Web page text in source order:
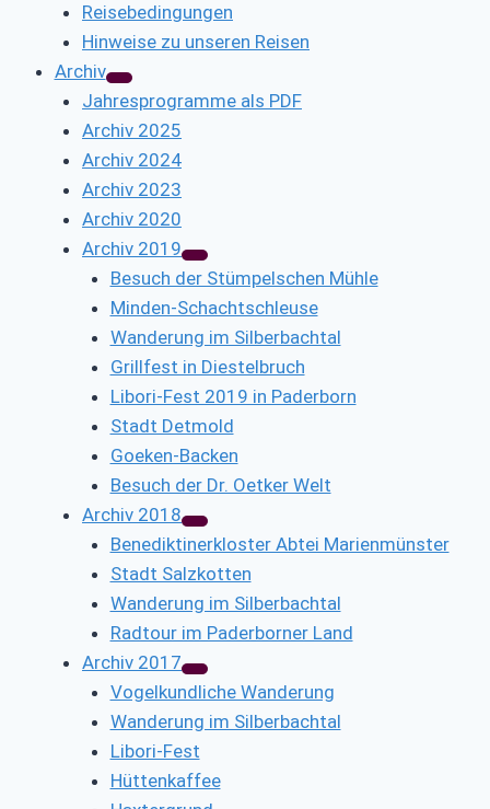
Reisebedingungen
Hinweise zu unseren Reisen
Archiv
Jahresprogramme als PDF
Archiv 2025
Archiv 2024
Archiv 2023
Archiv 2020
Archiv 2019
Besuch der Stümpelschen Mühle
Minden-Schachtschleuse
Wanderung im Silberbachtal
Grillfest in Diestelbruch
Libori-Fest 2019 in Paderborn
Stadt Detmold
Goeken-Backen
Besuch der Dr. Oetker Welt
Archiv 2018
Benediktinerkloster Abtei Marienmünster
Stadt Salzkotten
Wanderung im Silberbachtal
Radtour im Paderborner Land
Archiv 2017
Vogelkundliche Wanderung
Wanderung im Silberbachtal
Libori-Fest
Hüttenkaffee